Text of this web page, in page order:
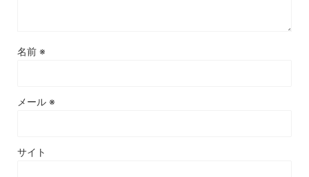
名前 ※
メール ※
サイト